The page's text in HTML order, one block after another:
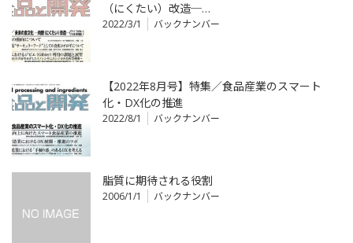
（にくたい）改造─…
2022/3/1 バックナンバー
【2022年8月号】特集／食品産業のスマート
化・DX化の推進
2022/8/1 バックナンバー
脂質に期待される役割
2006/1/1 バックナンバー